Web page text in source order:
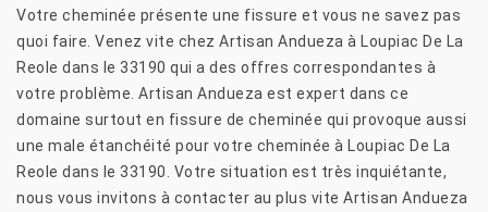
Votre cheminée présente une fissure et vous ne savez pas
quoi faire. Venez vite chez Artisan Andueza à Loupiac De La
Reole dans le 33190 qui a des offres correspondantes à
votre problème. Artisan Andueza est expert dans ce
domaine surtout en fissure de cheminée qui provoque aussi
une male étanchéité pour votre cheminée à Loupiac De La
Reole dans le 33190. Votre situation est très inquiétante,
nous vous invitons à contacter au plus vite Artisan Andueza